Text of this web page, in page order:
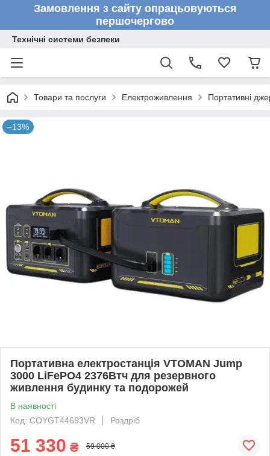
Замовлення з сайту опрацьовуються
першочергово
Технічні системи безпеки
Товари та послуги Електроживлення Портативні
–13%
Портативна електростанція VTOMAN Jump
3000 LiFePO4 2376Втч для резервного
живлення будинку та подорожей
В наявності
Код: COYGT44693VR
Роздріб
51 330 ₴ 59 000 ₴